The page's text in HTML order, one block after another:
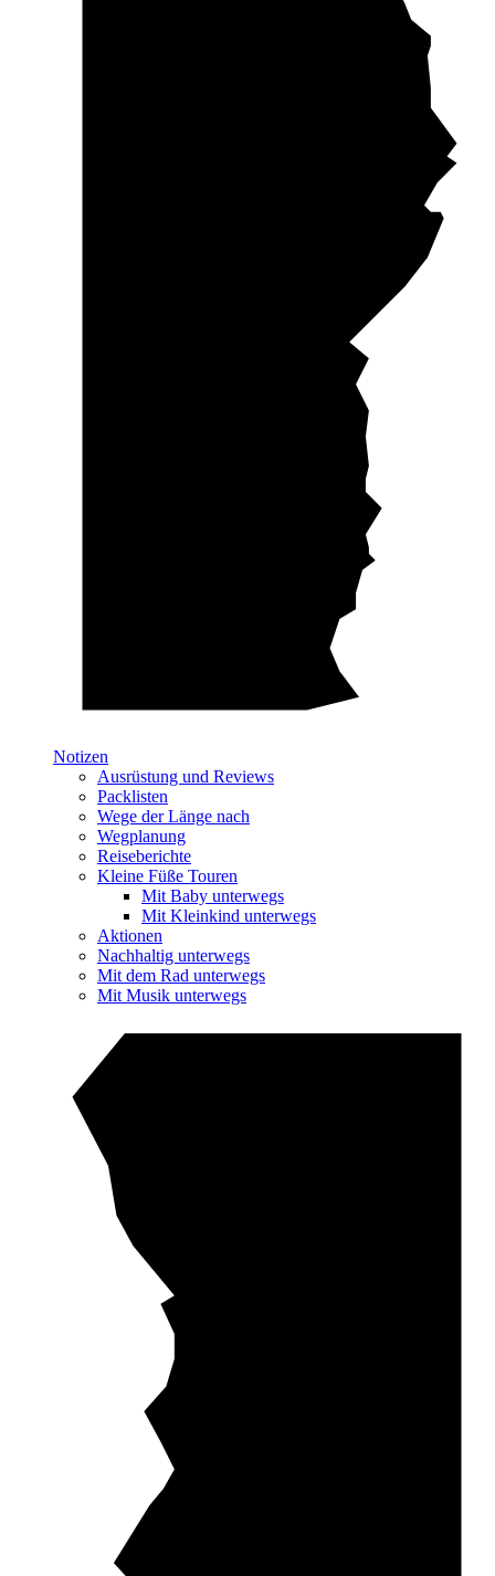
Notizen
Ausrüstung und Reviews
Packlisten
Wege der Länge nach
Wegplanung
Reiseberichte
Kleine Füße Touren
Mit Baby unterwegs
Mit Kleinkind unterwegs
Aktionen
Nachhaltig unterwegs
Mit dem Rad unterwegs
Mit Musik unterwegs